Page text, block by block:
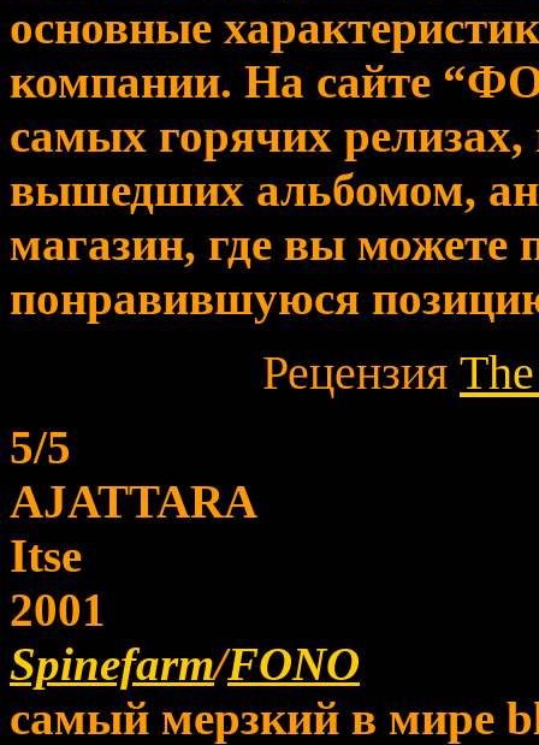
основные
компании. На сайте
самых горячих
вышедших альбомом,
магазин, где вы можете
понравившуюся
Рецензия
5/5
AJATTARA
Itse
2001
Spinefarm/FONO
самый мерзкий в мире